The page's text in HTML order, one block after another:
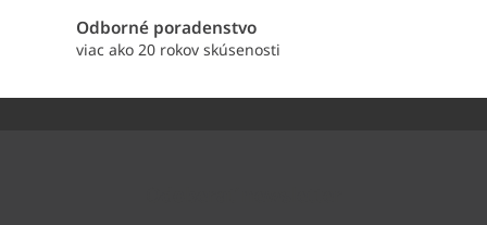
y
v
p
Odborné poradenstvo
viac ako 20 rokov skúsenosti
Z